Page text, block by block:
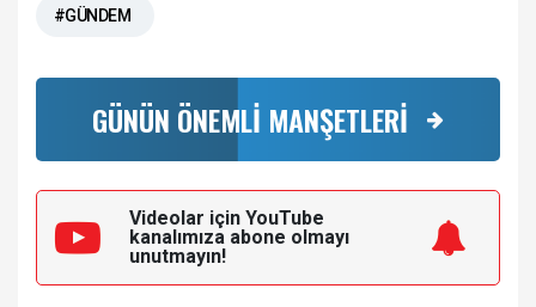
#GÜNDEM
GÜNÜN ÖNEMLİ MANŞETLERİ
Videolar için YouTube
kanalımıza abone olmayı
unutmayın!